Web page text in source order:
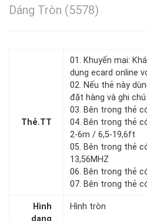
Dáng Tròn (5578)
Thẻ.TT
01. Khuyến mại:
dụng ecard online
02. Nếu thẻ này
đặt hàng và ghi
03. Bên trong thẻ
04. Bên trong thẻ
2-6m / 6,5-19,6ft
05. Bên trong thẻ
13,56MHZ
06. Bên trong thẻ
07. Bên trong thẻ
Hình
dạng
Hình tròn